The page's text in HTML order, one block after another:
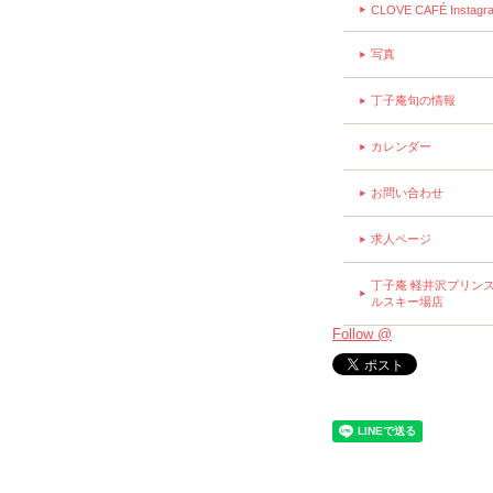
CLOVE CAFÉ
写真
丁子庵旬の情報
カレンダー
お問い合わせ
求人ページ
丁子庵 軽井沢プリン
ルスキー場店
Follow @